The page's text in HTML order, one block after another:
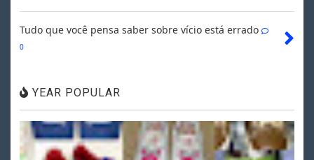
Tudo que você pensa saber sobre vício está errado
0
YEAR POPULAR